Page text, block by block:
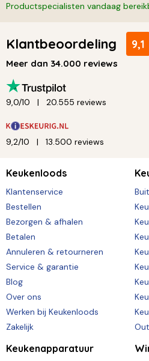
Productspecialisten vandaag
Klantbeoordeling 9,1
Meer dan 34.000 reviews
9,0/10 20.555 reviews
9,2/10 13.500 reviews
Keukenloods
Klantenservice
Bestellen
Bezorgen & afhalen
Betalen
Annuleren & retourneren
Service & garantie
Blog
Over ons
Werken bij Keukenloods
Zakelijk
Keukenapparatuur